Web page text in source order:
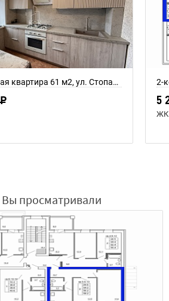
Трехкомнатная квартира 61 м2, ул. Стопани, дом 31 2-
5
ЖК
Вы просматривали